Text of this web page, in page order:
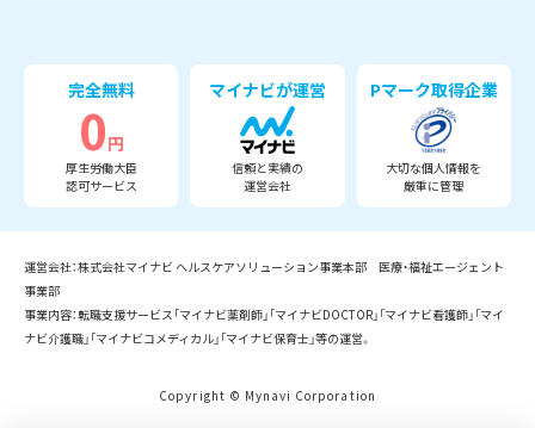
完全無料
0円
厚生労働大臣
認可サービス
マイナビが運営
信頼と実績の
運営会社
Pマーク取得企業
大切な個人情報を
厳重に管理
運営会社：株式会社マイナビ ヘルスケアソリューション事業本部 医療・福祉エージェント
事業部
事業内容：転職支援サービス「マイナビ薬剤師」「マイナビDOCTOR」「マイナビ看護師」「マイ
ナビ介護職」「マイナビコメディカル」「マイナビ保育士」等の運営。
Copyright © Mynavi Corporation